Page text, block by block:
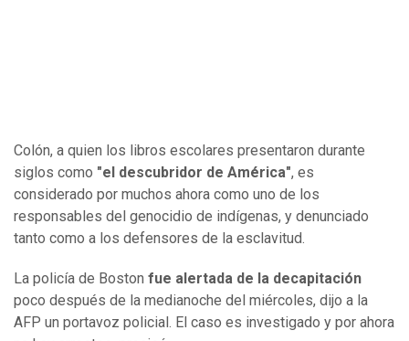
Colón, a quien los libros escolares presentaron durante
siglos como "el descubridor de América", es
considerado por muchos ahora como uno de los
responsables del genocidio de indígenas, y denunciado
tanto como a los defensores de la esclavitud.
La policía de Boston fue alertada de la decapitación
poco después de la medianoche del miércoles, dijo a la
AFP un portavoz policial. El caso es investigado y por ahora